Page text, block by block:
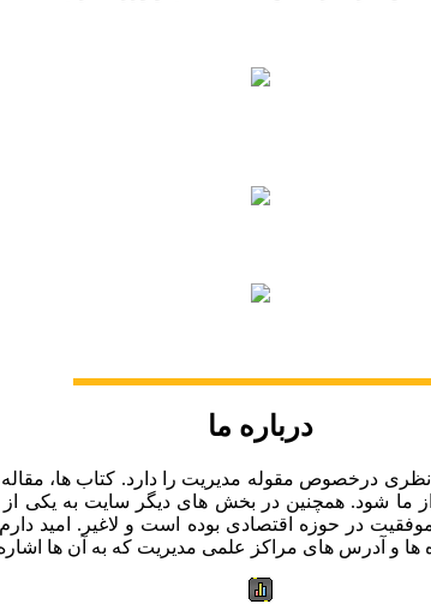
درباره ما
مقوله مدیریت را دارد. کتاب ها، مقاله
شود. همچنین در بخش های دیگر سایت به یکی از
در حوزه اقتصادی بوده است و لاغیر. امید
ها و آدرس های مراکز علمی مدیریت که به آن ها